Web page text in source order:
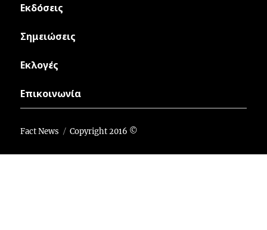
Εκδόσεις
Σημειώσεις
Εκλογές
Επικοινωνία
Fact News Copyright 2016 ©